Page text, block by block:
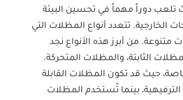
تلعب دوراً مهماً في تحسين البيئة
الخارجية. تتعدد أنواع المظلات التي
متنوعة. من أبرز هذه الأنواع نجد
الثابتة، والمظلات المتحركة.
حيث قد تكون المظلات القابلة
بينما تُستخدم المظلات